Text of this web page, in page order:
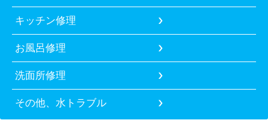
キッチン修理
お風呂修理
洗面所修理
その他、水トラブル